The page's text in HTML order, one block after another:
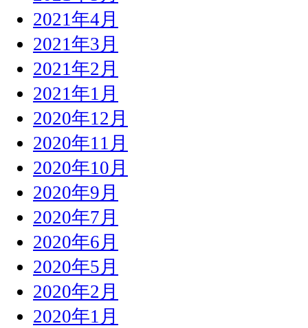
2021年4月
2021年3月
2021年2月
2021年1月
2020年12月
2020年11月
2020年10月
2020年9月
2020年7月
2020年6月
2020年5月
2020年2月
2020年1月